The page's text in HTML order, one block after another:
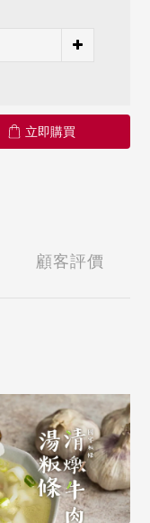
立即購買
顧客評價